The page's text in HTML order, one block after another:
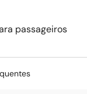
passageiros